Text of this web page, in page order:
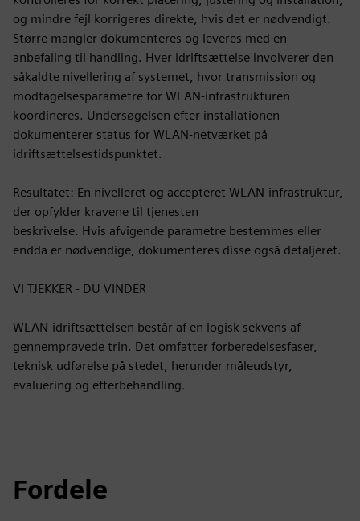
og mindre fejl korrigeres direkte, hvis det er nødvendigt.
Større mangler dokumenteres og leveres med en
anbefaling til handling. Hver idriftsættelse involverer den
såkaldte nivellering af systemet, hvor transmission og
modtagelsesparametre for WLAN-infrastrukturen
koordineres. Undersøgelsen efter installationen
dokumenterer status for WLAN-netværket på
idriftsættelsestidspunktet.
Resultatet: En nivelleret og accepteret WLAN-infrastruktur,
der opfylder kravene til tjenesten
beskrivelse. Hvis afvigende parametre bestemmes eller
endda er nødvendige, dokumenteres disse også detaljeret.
VI TJEKKER - DU VINDER
WLAN-idriftsættelsen består af en logisk sekvens af
gennemprøvede trin. Det omfatter forberedelsesfaser,
teknisk udførelse på stedet, herunder måleudstyr,
evaluering og efterbehandling.
Fordele